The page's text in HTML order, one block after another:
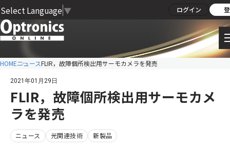
Select Language ▼ ログイン
HOMEニュースFLIR，故障個所検出用サーモカメラを発売
2021年01月29日
FLIR，故障個所検出用サーモカメ
ラを発売
ニュース 光関連技術 新製品